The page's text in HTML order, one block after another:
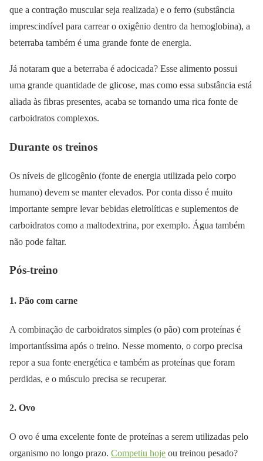
que a contração muscular seja realizada) e o ferro (substância
imprescindível para carrear o oxigênio dentro da hemoglobina), a
beterraba também é uma grande fonte de energia.
Já notaram que a beterraba é adocicada? Esse alimento possui
uma grande quantidade de glicose, mas como essa substância está
aliada às fibras presentes, acaba se tornando uma rica fonte de
carboidratos complexos.
Durante os treinos
Os níveis de glicogênio (fonte de energia utilizada pelo corpo
humano) devem se manter elevados. Por conta disso é muito
importante sempre levar bebidas eletrolíticas e suplementos de
carboidratos como a maltodextrina, por exemplo. Água também
não pode faltar.
Pós-treino
1. Pão com carne
A combinação de carboidratos simples (o pão) com proteínas é
importantíssima após o treino. Nesse momento, o corpo precisa
repor a sua fonte energética e também as proteínas que foram
perdidas, e o músculo precisa se recuperar.
2. Ovo
O ovo é uma excelente fonte de proteínas a serem utilizadas pelo
organismo no longo prazo. Competiu hoje ou treinou pesado?